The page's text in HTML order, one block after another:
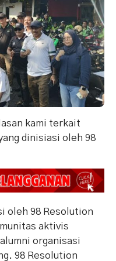
kami terkait
dinisiasi oleh 98
oleh 98 Resolution
aktivis
organisasi
98 Resolution